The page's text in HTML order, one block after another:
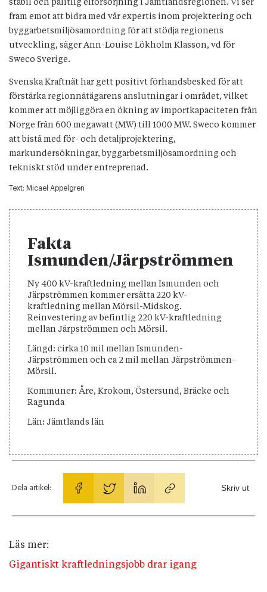
stabil och pålitlig elförsörjning i Jämtlandsregionen. Vi ser
fram emot att bidra med vår expertis inom projektering och
byggarbetsmiljösamordning för att stödja regionens
utveckling, säger Ann-Louise Lökholm Klasson, vd för
Sweco Sverige.
Svenska Kraftnät har gett positivt förhandsbesked för att
förstärka regionnätägarens anslutningar i området, vilket
kommer att möjliggöra en ökning av importkapaciteten från
Norge från 600 megawatt (MW) till 1000 MW. Sweco kommer
att bistå med för- och detaljprojektering,
markundersökningar, byggarbetsmiljösamordning och
tekniskt stöd under entreprenad.
Text: Micael Appelgren
Fakta
Ismunden/Järpströmmen
Ny 400 kV-kraftledning mellan Ismunden och
Järpströmmen kommer ersätta 220 kV-
kraftledning mellan Mörsil-Midskog.
Reinvestering av befintlig 220 kV-kraftledning
mellan Järpströmmen och Mörsil.
Längd: cirka 10 mil mellan Ismunden-
Järpströmmen och ca 2 mil mellan Järpströmmen-
Mörsil.
Kommuner: Åre, Krokom, Östersund, Bräcke och
Ragunda
Län: Jämtlands län
Dela artikel: Skriv ut
Läs mer:
Gigantiskt kraftledningsjobb drar igang